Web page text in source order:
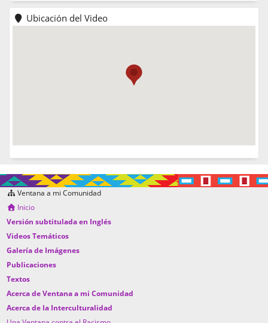
Ubicación del Video
Ventana a mi Comunidad
Inicio
Versión subtitulada en Inglés
Videos Temáticos
Galería de Imágenes
Publicaciones
Textos
Acerca de Ventana a mi Comunidad
Acerca de la Interculturalidad